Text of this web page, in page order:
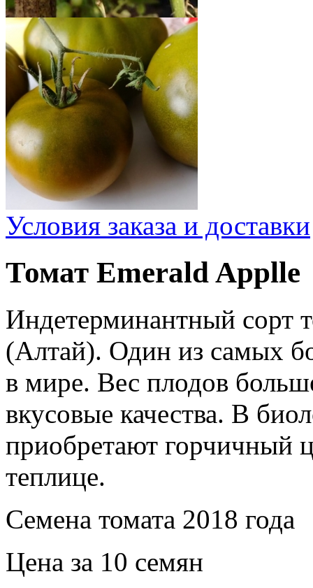
Условия заказа и доставки
Томат Emerald Applle
Индетерминантный сорт
(Алтай). Один из самых
в мире. Вес плодов
вкусовые качества. В
приобретают горчичный
теплице.
Семена томата 2018 года
Цена за 10 семян